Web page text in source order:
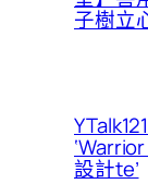
子樹立
設計te’